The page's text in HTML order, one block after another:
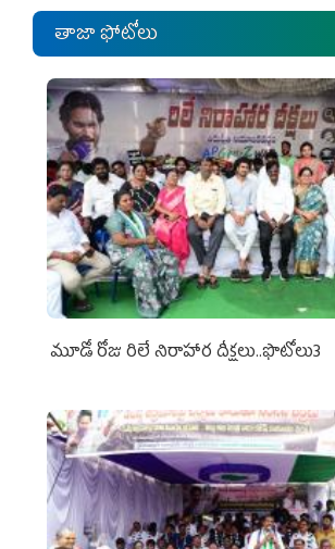
తాజా ఫోటోలు
మూడో రోజు రిలే నిరాహార దీక్షలు..ఫొటోలు3